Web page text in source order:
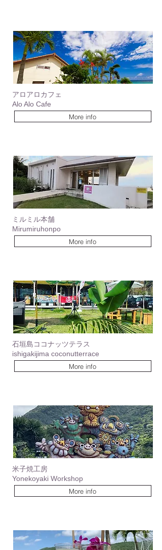
アロアロカフェ
Alo Alo Cafe
More info
​ミルミル本舗
Mirumiruhonpo
More info
石垣島ココナッツテラス
ishigakijima coconutterrace
More info
​米子焼工房
Yonekoyaki Workshop
More info